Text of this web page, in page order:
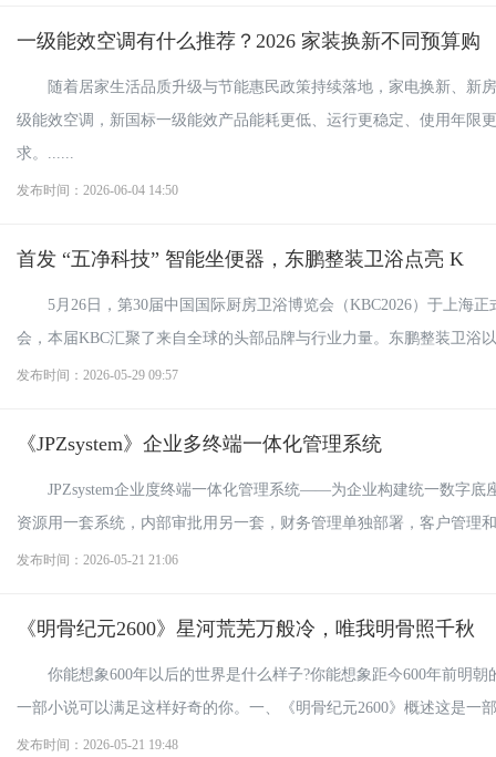
一级能效空调有什么推荐？2026 家装换新不同预算购
随着居家生活品质升级与节能惠民政策持续落地，家电换新、新
级能效空调，新国标一级能效产品能耗更低、运行更稳定、使用年限
求。......
发布时间：2026-06-04 14:50
首发 “五净科技” 智能坐便器，东鹏整装卫浴点亮 K
5月26日，第30届中国国际厨房卫浴博览会（KBC2026）于上海
会，本届KBC汇聚了来自全球的头部品牌与行业力量。东鹏整装卫浴
发布时间：2026-05-29 09:57
《JPZsystem》企业多终端一体化管理系统
JPZsystem企业度终端一体化管理系统——为企业构建统一数字
资源用一套系统，内部审批用另一套，财务管理单独部署，客户管理
发布时间：2026-05-21 21:06
《明骨纪元2600》星河荒芜万般冷，唯我明骨照千秋
你能想象600年以后的世界是什么样子?你能想象距今600年前明
一部小说可以满足这样好奇的你。一、《明骨纪元2600》概述这是一
发布时间：2026-05-21 19:48